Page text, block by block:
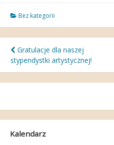
Bez kategorii
Nawigacja
wpisu
Gratulacje dla naszej
stypendystki artystycznej!
Kalendarz